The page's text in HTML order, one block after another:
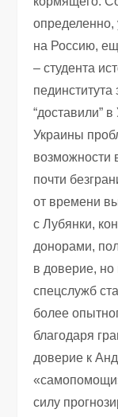
определенно,
на Россию,
– студента
“доставили”
Украины
возможности
почти
от времени
с Лубянки,
донорами,
в доверие, но
спецслужб
более
благодаря
доверие к
силу